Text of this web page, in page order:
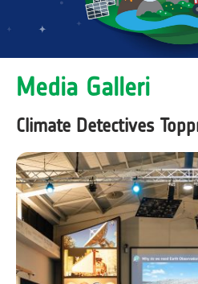
Media Galleri
Climate Detectives